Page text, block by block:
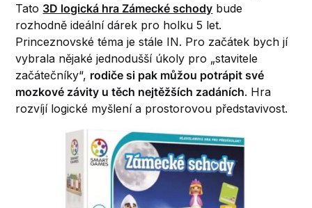
Tato 3D logická hra Zámecké schody bude
rozhodně ideální dárek pro holku 5 let.
Princeznovské téma je stále IN. Pro začátek bych jí
vybrala nějaké jednodušší úkoly pro „stavitele
začátečníky“, rodiče si pak můžou potrápit své
mozkové závity u těch nejtěžších zadáních. Hra
rozvíjí logické myšlení a prostorovou představivost.